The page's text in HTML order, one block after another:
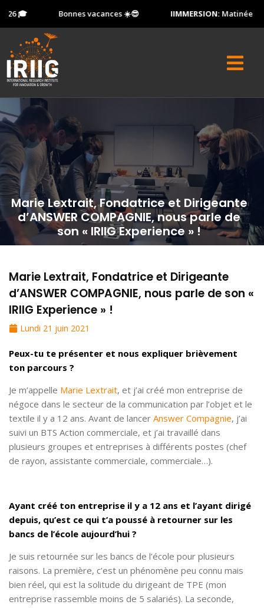
🎓 Bonnes vacances ☀️😎 IIMMERSION:Matinée
Marie Lextrait, Fondatrice et Dirigeante
d’ANSWER COMPAGNIE, nous parle de
son « IRIIG Experience » !
Marie Lextrait, Fondatrice et Dirigeante
d’ANSWER COMPAGNIE, nous parle de son «
IRIIG Experience » !
Lundi 21 juin 2021
Peux-tu te présenter et nous expliquer brièvement
ton parcours ?
Je m’appelle Marie Lextrait, et j’ai créé mon entreprise de
négoce dans le secteur de la communication par l’objet et le
textile il y a 12 ans. Avant de lancer Answer Compagnie, j’ai
suivi un BTS Action commerciale, et j’ai travaillé dans
plusieurs groupes et entreprises à différents postes (chef
de rayon, assistante commerciale, commerciale…).
Ayant créé ton entreprise il y a 12 ans et l’ayant dirigé
depuis, qu’est ce qui t’a poussé à retourner sur les
bancs de l’école aujourd’hui ?
Je suis retournée sur les bancs de l’école pour plusieurs
raisons. La première, c’est un phénomène peu connu mais
bien réel, qui est la solitude du dirigeant de TPE (mon
entreprise rassemble moins de 5 salariés). La seconde,